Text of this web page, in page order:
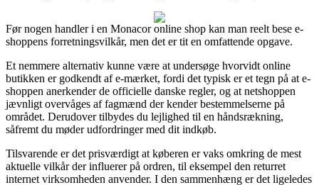
Før nogen handler i en Monacor online shop kan man reelt bese e-
shoppens forretningsvilkår, men det er tit en omfattende opgave.
Et nemmere alternativ kunne være at undersøge hvorvidt online
butikken er godkendt af e-mærket, fordi det typisk er et tegn på at e-
shoppen anerkender de officielle danske regler, og at netshoppen
jævnligt overvåges af fagmænd der kender bestemmelserne på
området. Derudover tilbydes du lejlighed til en håndsrækning,
såfremt du møder udfordringer med dit indkøb.
Tilsvarende er det prisværdigt at køberen er vaks omkring de mest
aktuelle vilkår der influerer på ordren, til eksempel den returret
internet virksomheden anvender. I den sammenhæng er det ligeledes